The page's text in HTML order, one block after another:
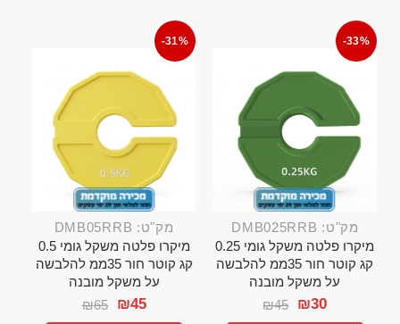
-33%
מק"ט: DMB025RRB
מיקרו פלטה משקל גומי 0.25
קג קוטר חור 35ממ להלבשה
על משקל מובנה
₪45 ₪30
-31%
מק"ט: DMB05RRB
מיקרו פלטה משקל גומי 0.5
קג קוטר חור 35ממ להלבשה
על משקל מובנה
₪65 ₪45